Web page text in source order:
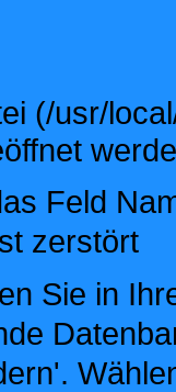
(/usr/
Feld
zerstört
Sie in